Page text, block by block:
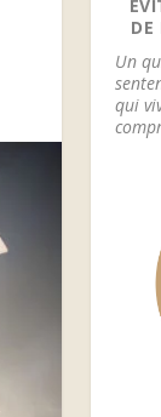
DE
Un
qui